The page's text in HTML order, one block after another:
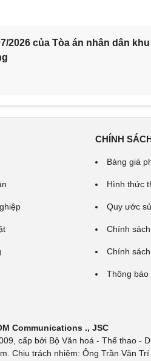
2026 của Tòa án nhân dân
CHÍNH
Bảng giá
Hình thức
Quy ước
Chính
Chính
Thông báo
Communications ., JSC
cấp bởi Bộ Văn hoá - Thể thao -
Chịu trách nhiệm: Ông Trần Văn Trí